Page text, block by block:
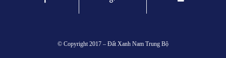
© Copyright 2017 – Đất Xanh Nam Trung Bộ